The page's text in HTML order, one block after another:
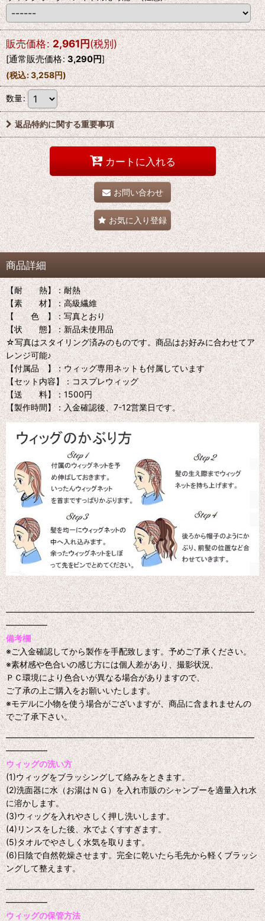
販売価格: 2,961円(税別)
[通常販売価格: 3,290円]
(税込:3,258円)
数量:
返品特約に関する重要事項
カートに入れる
お問い合わせ
お気に入り登録
商品詳細
【耐 熱】：耐熱
【素 材】：高級繊維
【 色 】：写真とおり
【状 態】：新品未使用品
☆写真はスタイリング済みのものです。商品はお好みに合わせてア
レンジ可能♪
【付属品 】：ウィッグ専用ネットも付属しています
【セット内容】：コスプレウィッグ
【送 料】：1500円
【製作時間】：入金確認後、7-12営業日です。
━━━━━━━━━━━━━━━━━━━━━━━━━━━━━━
━━━━━
備考欄
※ご入金確認してから製作を手配致します。予めご了承ください。
※素材感や色合いの感じ方には個人差があり、撮影状況、
ＰＣ環境により色合いが異なる場合がありますので、
ご了承の上ご購入をお願いいたします。
※モデルに小物を使う場合がございますが、商品に含まれませんの
でご了承下さい。
━━━━━━━━━━━━━━━━━━━━━━━━━━━━━━
━━━━━
ウィッグの洗い方
(1)ウィッグをブラッシングして絡みをときます。
(2)洗面器に水（お湯はＮＧ）を入れ市販のシャンプーを適量入れ水
に溶かします。
(3)ウィッグを入れやさしく押し洗いします。
(4)リンスをした後、水でよくすすぎます。
(5)タオルでやさしく水気を取ります。
(6)日陰で自然乾燥させます。完全に乾いたら毛先から軽くブラッシ
ングして整えます。
━━━━━━━━━━━━━━━━━━━━━━━━━━━━━━
━━━━━
ウィッグの保管方法